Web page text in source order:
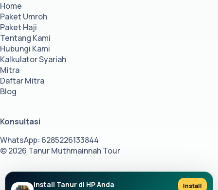
Install Tanur di HP Anda Install
Home
Paket Umroh
Paket Haji
Tentang Kami
Hubungi Kami
Kalkulator Syariah
Mitra
Daftar Mitra
Blog
Konsultasi
WhatsApp: 6285226133844
© 2026 Tanur Muthmainnah Tour